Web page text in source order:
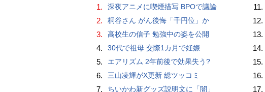
1. 深夜アニメに喫煙描写 BPOで議論
2. 桐谷さん がん後悔「千円位」か
3. 高校生の信子 勉強中の姿を公開
4. 30代で祖母 交際1カ月で妊娠
5. エアリズム 2年前後で効果失う?
6. 三山凌輝がX更新 総ツッコミ
7. ちいかわ新グッズ説明文に「闇」
11.
12.
13.
14.
15.
16.
17.